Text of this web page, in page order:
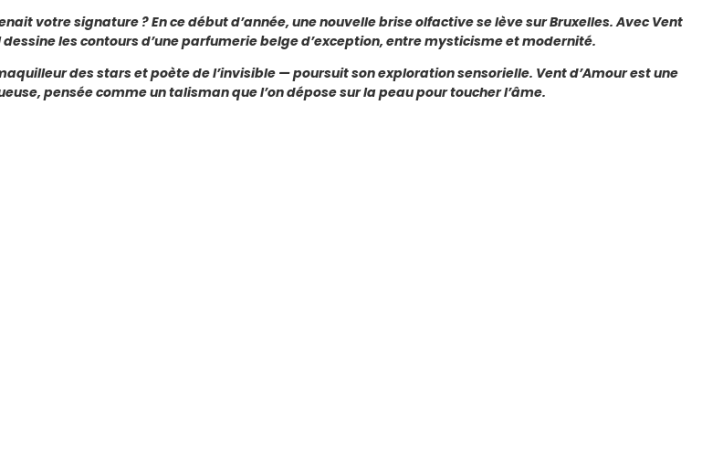
votre signature ? En ce début d’année, une nouvelle brise olfactive se lève sur Bruxelles. Avec Vent
les contours d’une parfumerie belge d’exception, entre mysticisme et modernité.
des stars et poète de l’invisible — poursuit son exploration sensorielle. Vent d’Amour est une
pensée comme un talisman que l’on dépose sur la peau pour toucher l’âme.